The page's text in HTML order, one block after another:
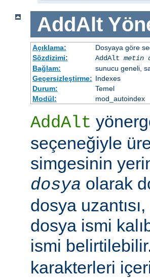
AddAlt
Açıklama:
Dosyaya göre
Sözdizimi:
AddAlt metin
Bağlam:
sunucu geneli,
Geçersizleştirme: Indexes
Durum:
Temel
Modül:
mod_autoindex
AddAlt
seçeneğiyle
simgesinin
dosya olarak
dosya
dosya ismi
ismi
karakterleri